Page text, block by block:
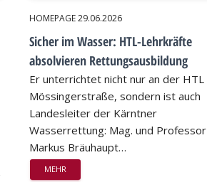
HOMEPAGE29.06.2026
Sicher im Wasser: HTL-Lehrkräfte
absolvieren Rettungsausbildung
Er unterrichtet nicht nur an der HTL
Mössingerstraße, sondern ist auch
Landesleiter der Kärntner
Wasserrettung: Mag. und Professor
Markus Bräuhaupt…
MEHR